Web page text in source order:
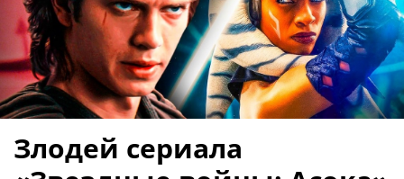
Злодей сериала